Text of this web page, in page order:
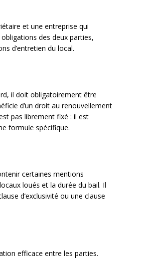
et une entreprise qui
des deux parties,
d’entretien du local.
il doit obligatoirement être
d’un droit au renouvellement
pas librement fixé : il est
formule spécifique.
certaines mentions
loués et la durée du bail. Il
d’exclusivité ou une clause
efficace entre les parties.